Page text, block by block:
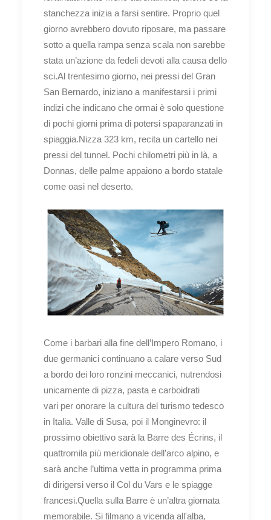
stanchezza inizia a farsi sentire. Proprio quel
giorno avrebbero dovuto riposare, ma passare
sotto a quella rampa senza scala non sarebbe
stata un’azione da fedeli devoti alla causa dello
sci.Al trentesimo giorno, nei pressi del Gran
San Bernardo, iniziano a manifestarsi i primi
indizi che indicano che ormai è solo questione
di pochi giorni prima di potersi spaparanzati in
spiaggia.Nizza 323 km, recita un cartello nei
pressi del tunnel. Pochi chilometri più in là, a
Donnas, delle palme appaiono a bordo statale
come oasi nel deserto.
Come i barbari alla fine dell’Impero Romano, i
due germanici continuano a calare verso Sud
a bordo dei loro ronzini meccanici, nutrendosi
unicamente di pizza, pasta e carboidrati
vari per onorare la cultura del turismo tedesco
in Italia. Valle di Susa, poi il Monginevro: il
prossimo obiettivo sarà la Barre des Écrins, il
quattromila più meridionale dell’arco alpino, e
sarà anche l’ultima vetta in programma prima
di dirigersi verso il Col du Vars e le spiagge
francesi.Quella sulla Barre è un’altra giornata
memorabile. Si filmano a vicenda all'alba,